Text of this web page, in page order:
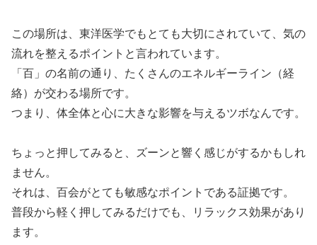
この場所は、東洋医学でもとても大切にされていて、気の
流れを整えるポイントと言われています。
「百」の名前の通り、たくさんのエネルギーライン（経
絡）が交わる場所です。
つまり、体全体と心に大きな影響を与えるツボなんです。
ちょっと押してみると、ズーンと響く感じがするかもしれ
ません。
それは、百会がとても敏感なポイントである証拠です。
普段から軽く押してみるだけでも、リラックス効果があり
ます。